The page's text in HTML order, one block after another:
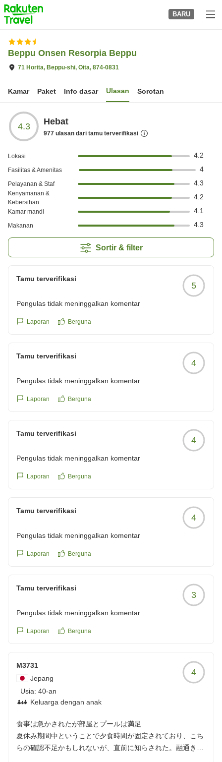
to
top
page
BARU
Beppu Onsen Resorpia Beppu
71 Horita, Beppu-shi, Oita, 874-0831
Kamar Paket Info dasar Ulasan Sorotan
4.3 Hebat
977 ulasan dari tamu terverifikasi
Lokasi 4.2
Fasilitas & Amenitas 4
Pelayanan & Staf 4.3
Kenyamanan &
Kebersihan
4.2
Kamar mandi 4.1
Makanan 4.3
Sortir & filter
Tamu terverifikasi
5
Pengulas tidak meninggalkan komentar
Laporan Berguna
Tamu terverifikasi
4
Pengulas tidak meninggalkan komentar
Laporan Berguna
Tamu terverifikasi
4
Pengulas tidak meninggalkan komentar
Laporan Berguna
Tamu terverifikasi
4
Pengulas tidak meninggalkan komentar
Laporan Berguna
Tamu terverifikasi
3
Pengulas tidak meninggalkan komentar
Laporan Berguna
M3731
Jepang
Usia: 40-an
Keluarga dengan anak
4
食事は急かされたが部屋とプールは満足
夏休み期間中ということで夕食時間が固定されており、こち
らの確認不足かもしれないが、直前に知らされた。融通きか